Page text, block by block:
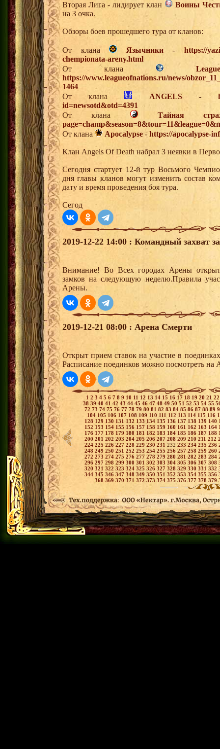
Вторая Лига - лидирует клан
Воины
на 3 очка.
Обзоры боев прошедшего тура от кланов:
От клана Язычники-https://
chempionata-areny.html
От клана
https://www.leagueofnations.ru/news/
1464
От клана
ANGELS-
id=newsotd&otd=4391
От клана
Тайная
От клана
Apocalypse - https://apocalypse-
Клан Angels Of Death набрал 3 неявки в
Сегодня стартует 12-й тур Восьмого
дня главы кланов могут изменить состав
дату и время проведения боя тура.
Сегод
2019-12-22 14:00 : Командный захват
Внимание! Во Всех городах Арены
замков на следующую неделю.Правила
Арены.
2019-12-21 08:00 : Арена Смерти
Открыт прием ставок на участие в
Расписание поединков можно посмотреть на
1 2 3 4 5 6 7 8 9 10 11 12 13 14 15 16 17 18 19 20 21
38 39 40 41 42 4344 45 46 47 48 49 50 51 52 53 54 55
72 73 74 75 76 77 78 79 80 81 82 83 84 85 86 87 88 89
104 105 106 107 108 109 110 111 112 113 114 115 116
128 129 130 131 132 133 134 135 136 137 138 139 140
152 153 154 155 156 157 158 159 160 161 162 163 164
176 177 178 179 180 181 182 183 184 185 186 187 188
200 201 202 203 204 205 206 207 208 209 210 211 212
224 225 226 227 228 229 230 231 232 233 234 235 236
248 249 250 251 252 253 254 255 256 257 258 259 260
272 273 274 275 276 277 278 279 280 281282 283 284
296 297 298 299 300 301 302 303 304 305 306 307 308
320 321 322 323 324 325 326 327 328 329 330 331 332
344 345 346 347 348 349 350 351 352 353 354 355 356
368 369 370 371 372373 374 375 376 377 378 379